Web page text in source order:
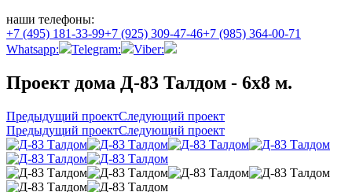
наши телефоны:
+7 (495) 181-33-99+7 (925) 309-47-46+7 (985) 364-00-71
Whatsapp:
Telegram: Viber:
Проект дома Д-83 Талдом - 6x8 м.
Предыдущий проектСледующий проект
Предыдущий проектСледующий проект